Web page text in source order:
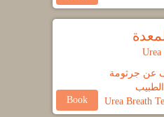
Urea
عن جرثومة
Urea Breath
Book